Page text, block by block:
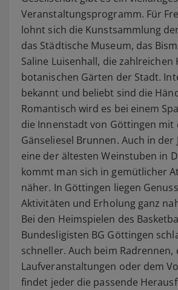
Veranstaltungsprogramm. Für
lohnt sich die Kunstsammlung
das Städtische Museum, das
Saline Luisenhall, die zahlreichen
botanischen Gärten der Stadt.
bekannt und beliebt sind die
Romantisch wird es bei einem
die Innenstadt von Göttingen mit
Gänseliesel Brunnen. Auch in der
eine der ältesten Weinstuben in
kommt man sich in gemütlicher
näher. In Göttingen liegen
Aktivitäten und Erholung ganz
Bei den Heimspielen des
Bundesligisten BG Göttingen
schneller. Auch beim Radrennen,
Laufveranstaltungen oder dem
findet jeder die passende